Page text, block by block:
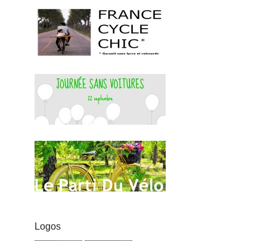
Logos